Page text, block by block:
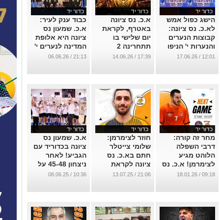
כדור יד
הישג כפול אמש
לא.כ. נס ציונה:
קבוצות הנערים
והנערות י' הניפו
שתיהן את גביע
...
12:01 / 17.06.26
כדור יד
א.כ. נס ציונה
באטרף, לקראת
יום שלישי בו
תתחרינה 2
קבוצות הנוער,
הגביע !
17:39 / 14.06.26
כדור יד
כבוד ענק לעיר:
א.כ. שמעון נס
ציונה היא אלופת
המדינה לנערים י'
! - ראו בוידאו.
21:13 / 06.06.26
כדור יד
מחר זה קורה:
דרבי השפלה
הלוהט מגיע
לצימרמן! א.כ. נס
ציונה תארח את
...
09:18 / 18.01.26
כדור יד
חוזר לצימרמן:
שלומי צייטלר
חתם בא.כ. נס
ציונה לקראת
עונת 25/26
21:06 / 13.07.25
כדור יד
א.כ. שמעון נס
ציונה בכדוריד עם
הגביע! לאחר
ניצחון 45-48 על
מכבי ראשון לציון.
10:36 / 08.06.25